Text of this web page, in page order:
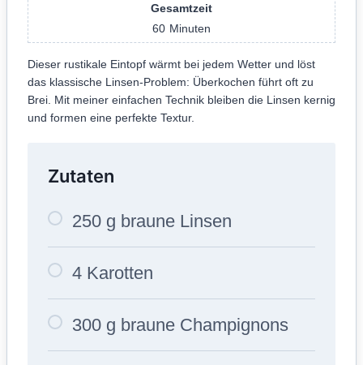
Gesamtzeit
60 Minuten
Dieser rustikale Eintopf wärmt bei jedem Wetter und löst
das klassische Linsen-Problem: Überkochen führt oft zu
Brei. Mit meiner einfachen Technik bleiben die Linsen kernig
und formen eine perfekte Textur.
Zutaten
250 g braune Linsen
4 Karotten
300 g braune Champignons